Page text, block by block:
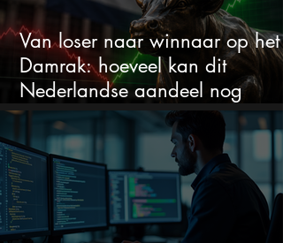
Van loser naar winnaar op het
Damrak: hoeveel kan dit
Nederlandse aandeel nog
stijgen?